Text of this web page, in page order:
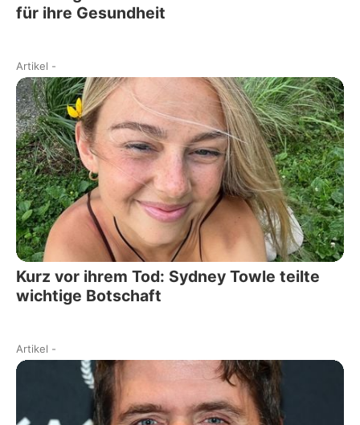
für ihre Gesundheit
Artikel -
Kurz vor ihrem Tod: Sydney Towle teilte
wichtige Botschaft
Artikel -